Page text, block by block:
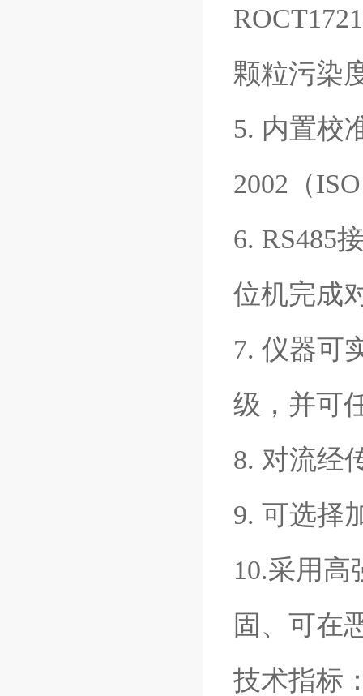
颗粒污染
5. 内置校
2002（
6. RS485
位机完成
7. 仪器可
级，并可
8. 对流经
9. 可选择
10.采用
固、可在
技术指标